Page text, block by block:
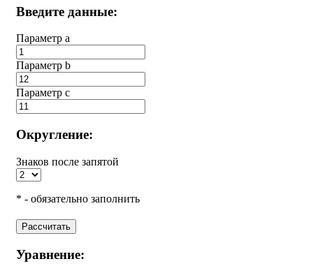
Введите данные:
Параметр a
Параметр b
Параметр с
Округление:
Знаков после запятой
* - обязательно заполнить
Рассчитать
Уравнение: